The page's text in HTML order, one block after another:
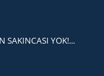
SAKINCASI YOK!...